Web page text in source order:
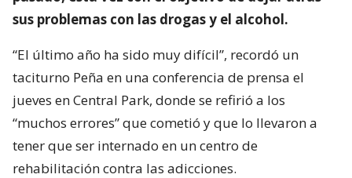
sus problemas con las drogas y el alcohol.
“El último año ha sido muy difícil”, recordó un
taciturno Peña en una conferencia de prensa el
jueves en Central Park, donde se refirió a los
“muchos errores” que cometió y que lo llevaron a
tener que ser internado en un centro de
rehabilitación contra las adicciones.